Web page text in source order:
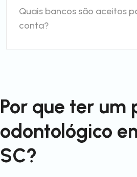
Quais bancos são aceitos
conta?
Por que ter um
odontológico
SC?